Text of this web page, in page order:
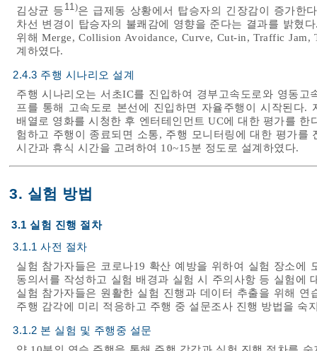
김상균 등 11 )은 급제동 상황에서 탑승자의 긴장감이 증가한
차선 변경이 탑승자의 불쾌감에 영향을 준다는 결과를 밝혔
위해 Merge, Collision Avoidance, Curve, Cut-in, Traffic
계하였다.
2.4.3 주행 시나리오 설계
주행 시나리오는 서초IC를 진입하여 경부고속도로와 영동
프를 통해 고속도로 본선에 진입하면 자율주행이 시작된다
배열로 영화를 시청한 후 엔터테인먼트 UC에 대한 평가를
험하고 주행이 종료되면 소통, 주행 모니터링에 대한 평가
시간과 휴식 시간을 고려하여 10~15분 정도로 설계하였다.
3. 실험 방법
3.1 실험 진행 절차
3.1.1 사전 절차
실험 참가자들은 코로나19 확산 예방을 위하여 실험 장소에
동의서를 작성하고 실험 배경과 실험 시 주의사항 등 실험에
실험 참가자들은 원활한 실험 진행과 데이터 추출을 위해
주행 감각에 미리 적응하고 주행 중 설문조사 진행 방법을 숙
3.1.2 본 실험 및 주행중 설문